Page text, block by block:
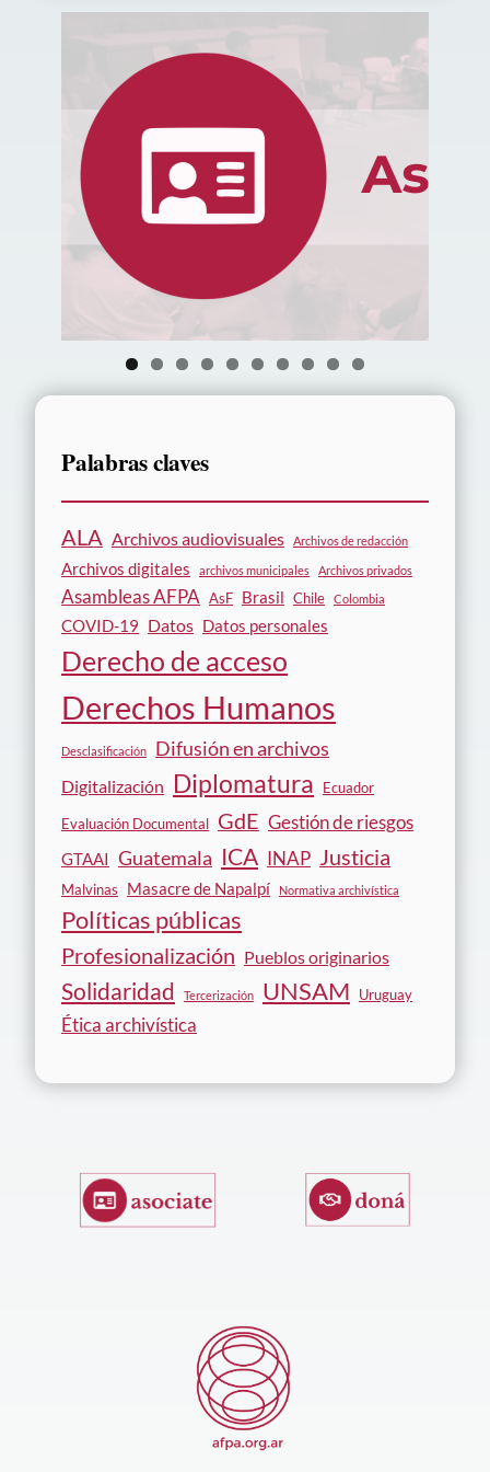
0
Palabras claves
ALA Archivos audiovisuales Archivos de redacción
Archivos digitales archivos municipales Archivos privados
Asambleas AFPA AsF Brasil Chile Colombia
COVID-19 Datos Datos personales
Derecho de acceso
Derechos Humanos
Desclasificación Difusión en archivos
Digitalización Diplomatura Ecuador
Evaluación Documental GdE Gestión de riesgos
GTAAI Guatemala ICA INAP Justicia
Malvinas Masacre de Napalpí Normativa archivística
Políticas públicas
Profesionalización Pueblos originarios
Solidaridad Tercerización UNSAM Uruguay
Ética archivística